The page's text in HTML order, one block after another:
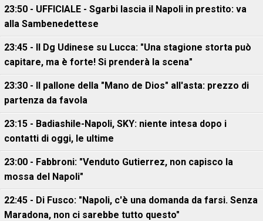
23:50 - UFFICIALE - Sgarbi lascia il Napoli in prestito: va
alla Sambenedettese
23:45 - Il Dg Udinese su Lucca: "Una stagione storta può
capitare, ma è forte! Si prenderà la scena"
23:30 - Il pallone della "Mano de Dios" all'asta: prezzo di
partenza da favola
23:15 - Badiashile-Napoli, SKY: niente intesa dopo i
contatti di oggi, le ultime
23:00 - Fabbroni: "Venduto Gutierrez, non capisco la
mossa del Napoli"
22:45 - Di Fusco: "Napoli, c'è una domanda da farsi. Senza
Maradona, non ci sarebbe tutto questo"